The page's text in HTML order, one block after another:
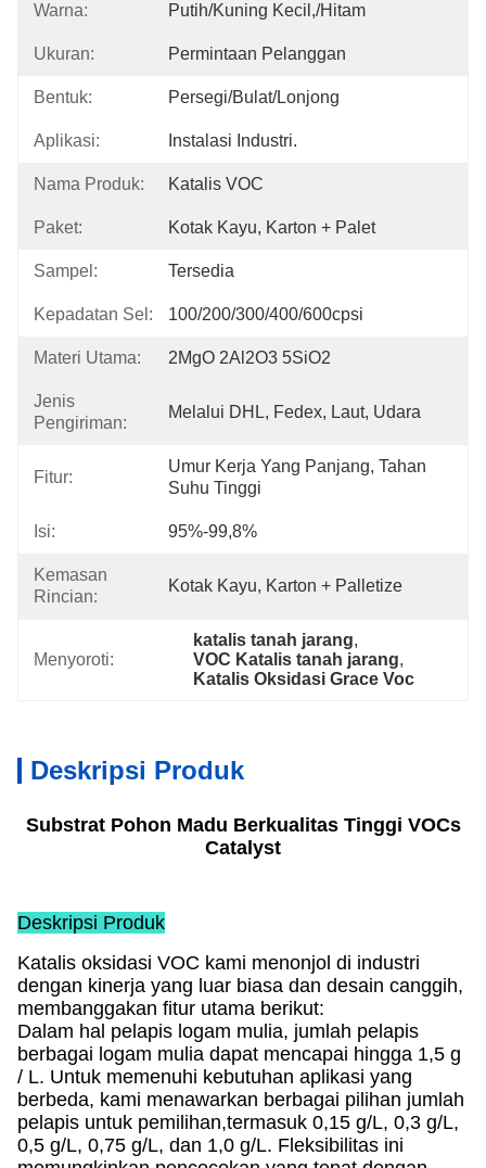
Warna: Putih/kuning Kecil,/Hitam
Ukuran: Permintaan Pelanggan
Bentuk: Persegi/Bulat/Lonjong
Aplikasi: Instalasi Industri.
Nama Produk: Katalis VOC
Paket: Kotak Kayu, Karton + Palet
Sampel: Tersedia
Kepadatan Sel: 100/200/300/400/600cpsi
Materi Utama: 2MgO 2Al2O3 5SiO2
Jenis
Pengiriman:
Melalui DHL, Fedex, Laut, Udara
Fitur:
Umur Kerja Yang Panjang, Tahan
Suhu Tinggi
Isi: 95%-99,8%
Kemasan
Rincian:
Kotak Kayu, Karton + Palletize
Menyoroti:
katalis tanah jarang,
VOC Katalis tanah jarang,
Katalis Oksidasi Grace Voc
Deskripsi Produk
Substrat Pohon Madu Berkualitas Tinggi VOCs
Catalyst
Deskripsi Produk
Katalis oksidasi VOC kami menonjol di industri
dengan kinerja yang luar biasa dan desain canggih,
membanggakan fitur utama berikut:
Dalam hal pelapis logam mulia, jumlah pelapis
berbagai logam mulia dapat mencapai hingga 1,5 g
/ L. Untuk memenuhi kebutuhan aplikasi yang
berbeda, kami menawarkan berbagai pilihan jumlah
pelapis untuk pemilihan,termasuk 0,15 g/L, 0,3 g/L,
0,5 g/L, 0,75 g/L, dan 1,0 g/L. Fleksibilitas ini